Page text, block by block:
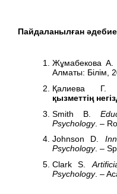
Пайдаланылған
Жұмабекова А.
Алматы: Білім,
Қалиева Г.
қызметтің
Smith B.
Psychology. –
Johnson D.
Psychology. –
Clark S.
Psychology. –